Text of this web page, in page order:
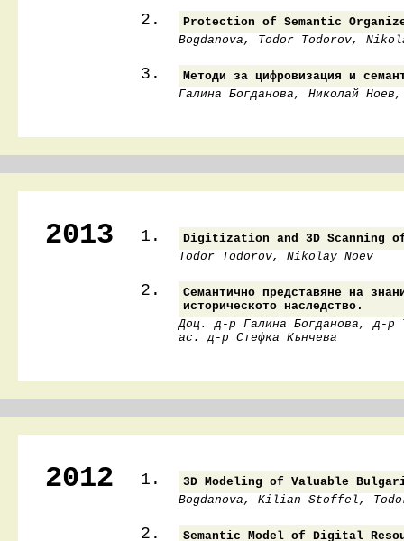
2.
Protection of Semantic
Bogdanova, Todor Todorov,
3.
Методи за цифровизация и
Галина Богданова, Николай
2013 1.
Digitization and 3D
Todor Todorov, Nikolay Noev
2.
Семантично представяне на
историческото наследство.
Доц. д-р Галина Богданова, д-р
ас. д-р Стефка Кънчева
2012 1.
3D Modeling of Valuable
Bogdanova, Kilian Stoffel,
2.
Semantic Model of Digital